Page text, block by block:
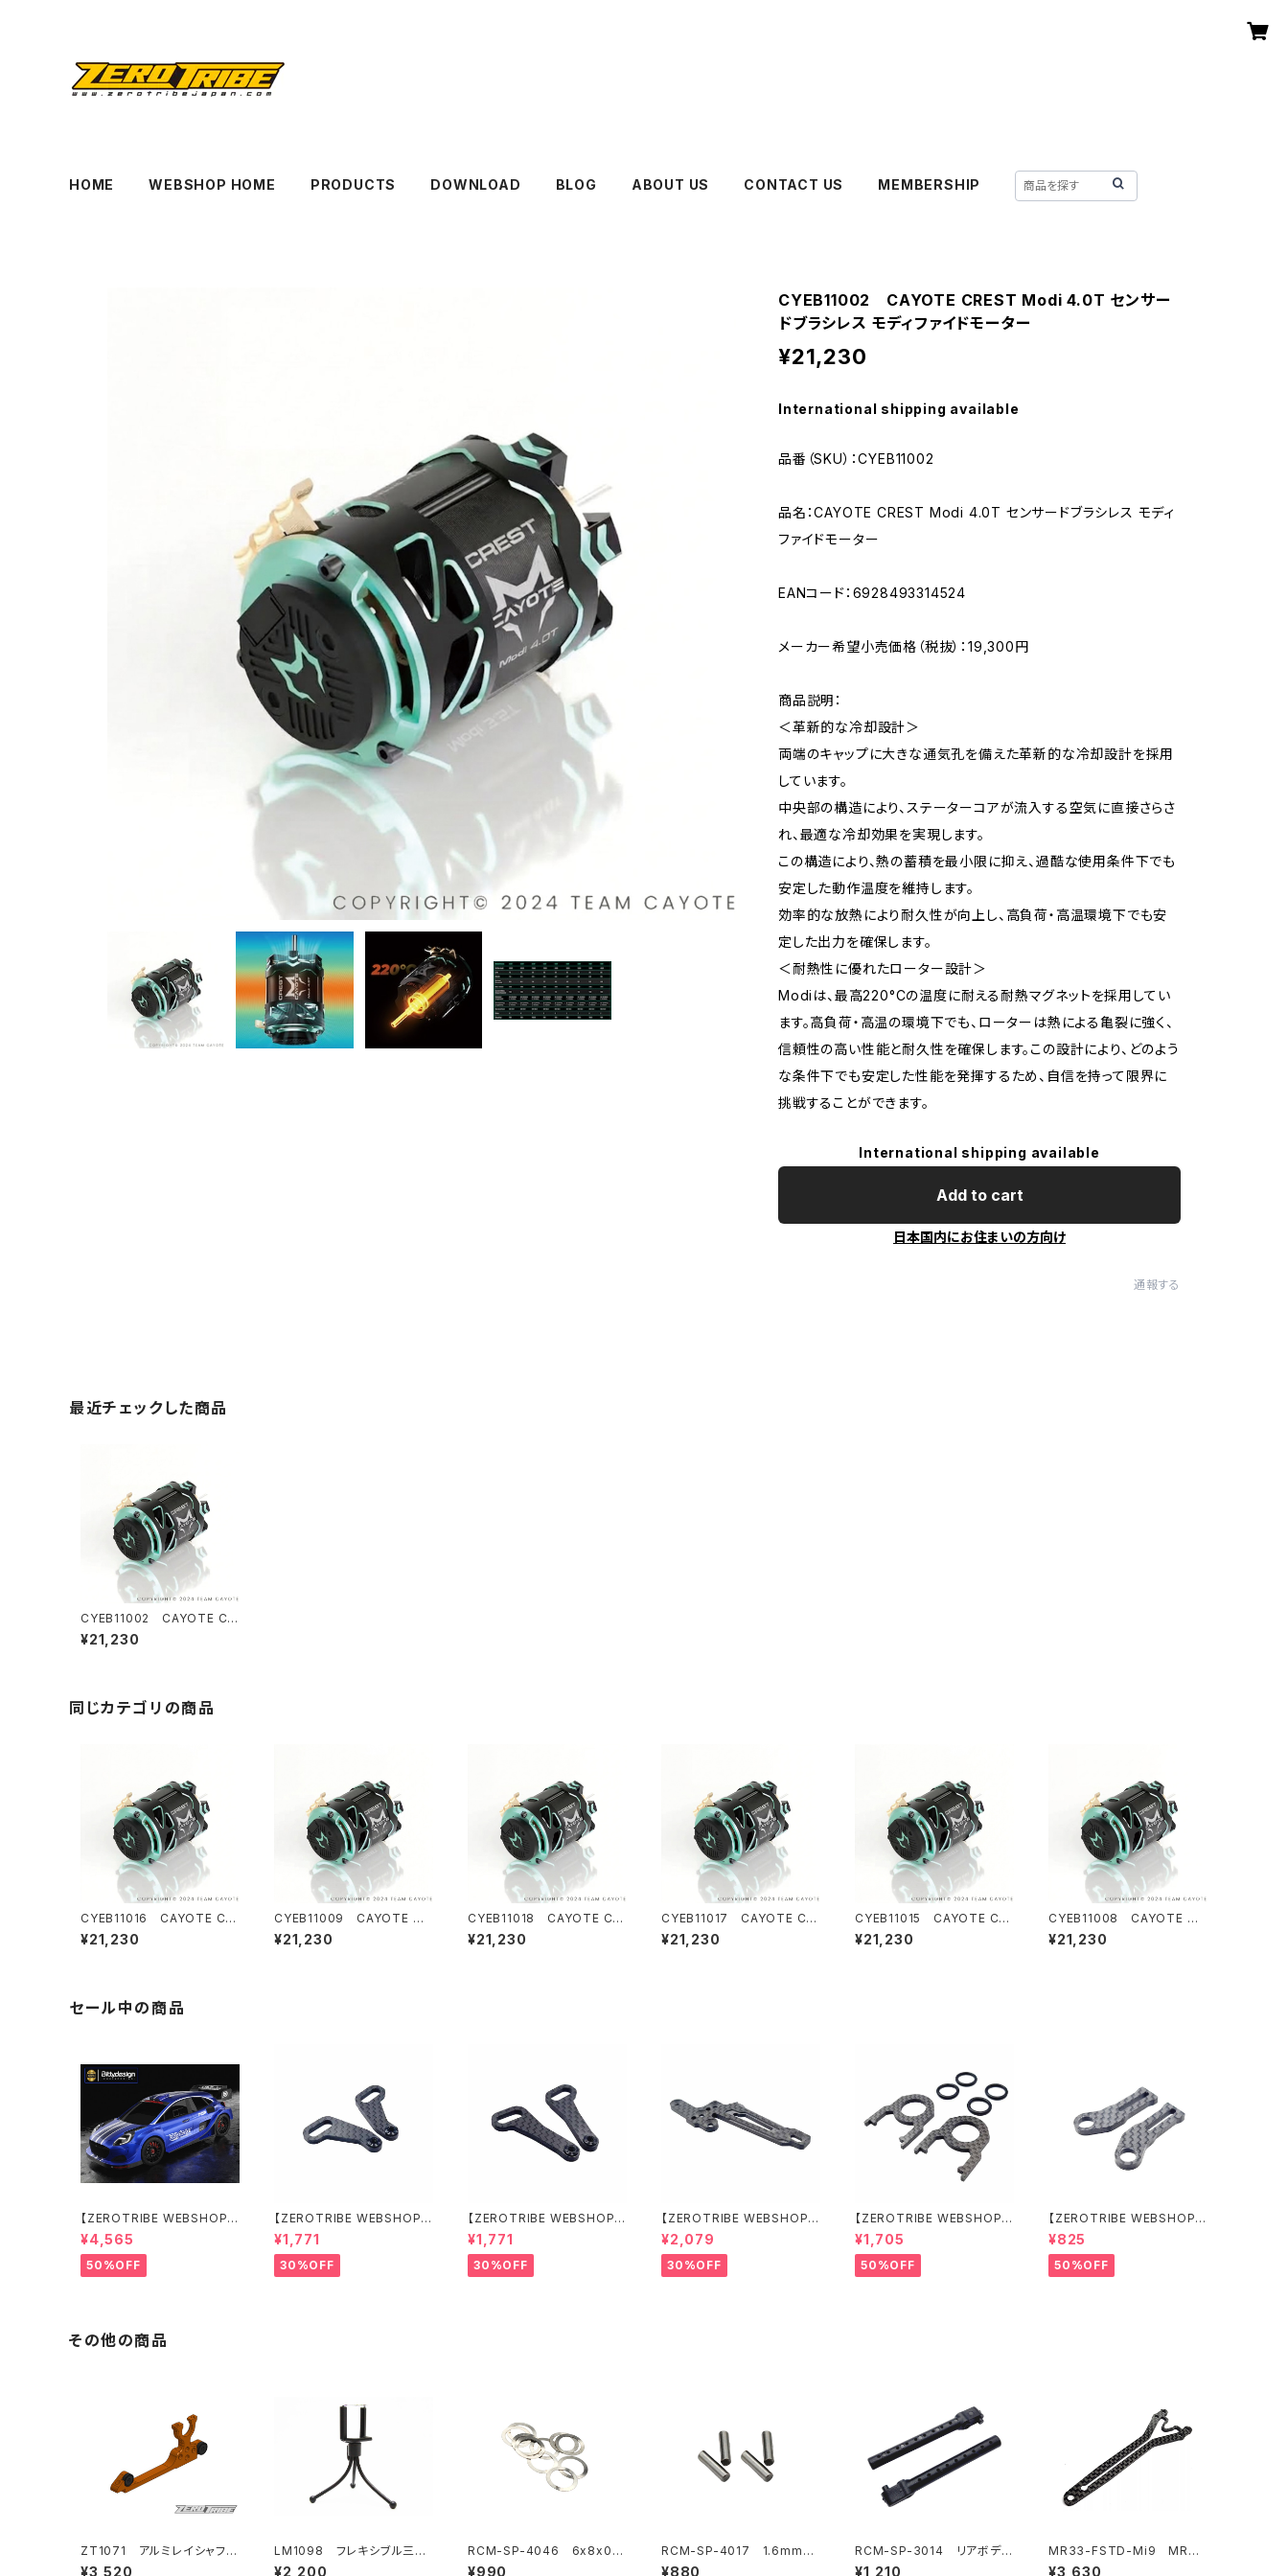
HOME WEBSHOP HOME PRODUCTS DOWNLOAD BLOG ABOUT US CONTACT US MEMBERSHIP
CYEB11002 CAYOTE CREST Modi 4.0T センサー
ドブラシレス モディファイドモーター
¥21,230
International shipping available
品番（SKU）：CYEB11002
品名：CAYOTE CREST Modi 4.0T センサードブラシレス モディ
ファイドモーター
EANコード：6928493314524
メーカー希望小売価格（税抜）：19,300円
商品説明：
＜革新的な冷却設計＞
両端のキャップに大きな通気孔を備えた革新的な冷却設計を採用
しています。
中央部の構造により、ステーターコアが流入する空気に直接さらさ
れ、最適な冷却効果を実現します。
この構造により、熱の蓄積を最小限に抑え、過酷な使用条件下でも
安定した動作温度を維持します。
効率的な放熱により耐久性が向上し、高負荷・高温環境下でも安
定した出力を確保します。
＜耐熱性に優れたローター設計＞
Modiは、最高220°Cの温度に耐える耐熱マグネットを採用してい
ます。高負荷・高温の環境下でも、ローターは熱による亀裂に強く、
信頼性の高い性能と耐久性を確保します。この設計により、どのよう
な条件下でも安定した性能を発揮するため、自信を持って限界に
挑戦することができます。
International shipping available
Add to cart
日本国内にお住まいの方向け
通報する
最近チェックした商品
CYEB11002 CAYOTE CR
EST Modi 4.0T センサード
ブラシレス モディファイドモー
¥21,230
同じカテゴリの商品
CYEB11016 CAYOTE CR
EST Modi 8.5T センサード
ブラシレス モディファイドモー
¥21,230
CYEB11009 CAYOTE CR
EST Modi 7.5T センサード
ブラシレス モディファイドモー
¥21,230
CYEB11018 CAYOTE CR
EST Modi 9.5T センサード
ブラシレス モディファイドモー
¥21,230
CYEB11017 CAYOTE CR
EST Modi 9.0T センサード
ブラシレス モディファイドモー
¥21,230
CYEB11015 CAYOTE CR
EST Modi 8.0T センサード
ブラシレス モディファイドモー
¥21,230
CYEB11008 CAYOTE CR
EST Modi 7.0T センサード
ブラシレス モディファイドモー
¥21,230
セール中の商品
【ZEROTRIBE WEBSHOP
限定価格】BDRX-190P10R
P10R クリアーボディ 1/10
ラリー 190mm ライトウェイト
¥4,565
50%OFF
【ZEROTRIBE WEBSHOP
限定価格】RCM-X4-CSAR
カーボンリアステアリング
アームセット XRAY X4用
¥1,771
30%OFF
【ZEROTRIBE WEBSHOP
限定価格】RCM-X4-CSAF
カーボンフロントステアリン
グアームセット XRAY X4用
¥1,771
30%OFF
【ZEROTRIBE WEBSHOP
限定価格】RCM-X4-FSM-F
GeoCarbon フローティン
グフロントサーボマウント XR
AY X4用
¥2,079
30%OFF
【ZEROTRIBE WEBSHOP
限定価格】RCM-BD11-TSE
カーボンツィーク スティッ
クエンドプレートセット YOK
OMO BD11用
¥1,705
50%OFF
【ZEROTRIBE WEBSHOP
限定価格】RCM-HRP-ZX-B
D10LCE Horizontalリアポ
ストボディマウンティングエク
ステンションプレート Yokom
¥825
50%OFF
その他の商品
ZT1071 アルミレイシャフト
バルクヘッド（T4 MID コンバ
¥3,520
LM1098 フレキシブル三脚
（ホルダー付き）
¥2,200
RCM-SP-4046 6x8x0.0
5mm ステンレスシム (10)
¥990
RCM-SP-4017 1.6mmフ
ロントドライブシャフトピン(4)
¥880
RCM-SP-3014 リアボディ
ポスト (2)
¥1,210
MR33-FSTD-Mi9 MR33
カーボンスプリットトップデッ
¥3,630